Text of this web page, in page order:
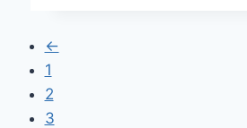
←
1
2
3